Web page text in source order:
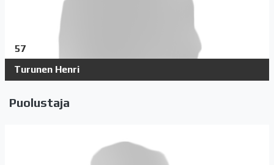
57
Turunen Henri
Puolustaja